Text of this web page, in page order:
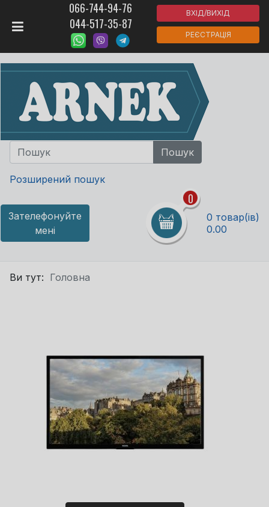
066-744-94-76
044-517-35-87
ВХІД/ВИХІД
РЕЄСТРАЦІЯ
Розширений пошук
Зателефонуйте
мені
0
0 товар(ів)
0.00
Ви тут: Головна